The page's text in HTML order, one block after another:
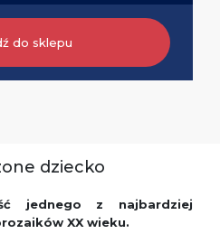
do sklepu
dziecko
jednego z najbardziej
XX wieku.